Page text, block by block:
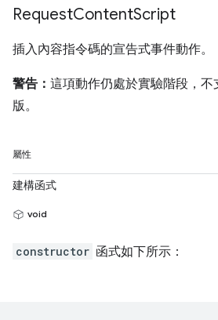
RequestContentScript
插入內容指令碼的宣告式事件動作。
警告： 這項動作仍處於實驗階段，
版。
屬性
建構函式
void
constructor 函式如下所示：